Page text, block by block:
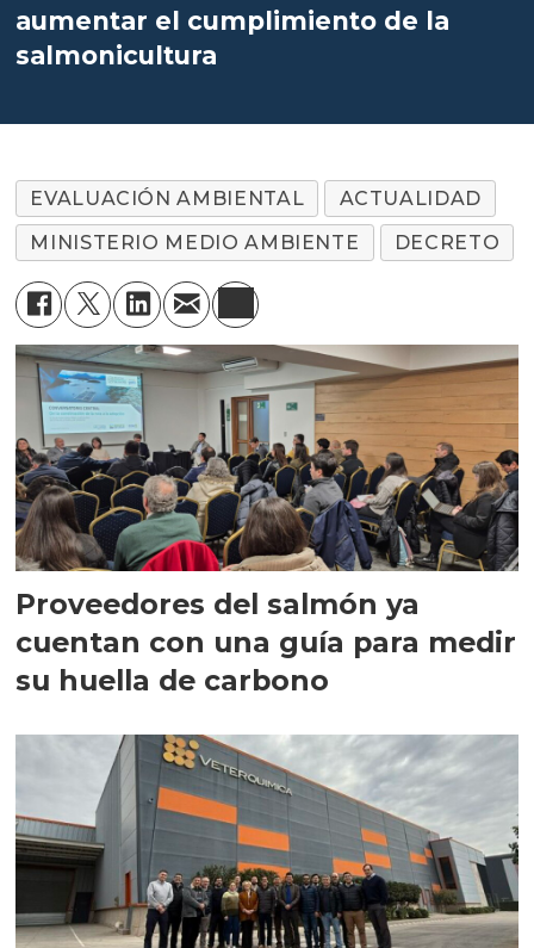
aumentar el cumplimiento de la
salmonicultura
EVALUACIÓN AMBIENTAL
ACTUALIDAD
MINISTERIO MEDIO AMBIENTE
DECRETO
Proveedores del salmón ya
cuentan con una guía para medir
su huella de carbono